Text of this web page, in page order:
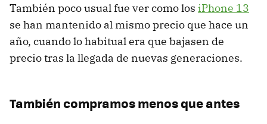
También poco usual fue ver como los iPhone 13
se han mantenido al mismo precio que hace un
año, cuando lo habitual era que bajasen de
precio tras la llegada de nuevas generaciones.
También compramos menos que antes